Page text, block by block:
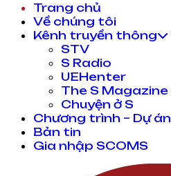
Trang chủ
Về chúng tôi
Kênh truyền thông
STV
S Radio
UEHenter
The S Magazine
Chuyện ở S
Chương trình – Dự án
Bản tin
Gia nhập SCOMS